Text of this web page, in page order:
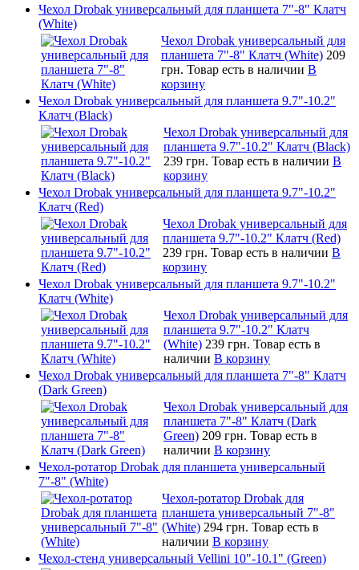
Чехол Drobak универсальный для планшета 7"-8" Клатч
(White)
Чехол Drobak универсальный для
планшета 7"-8" Клатч (White) 209
грн. Товар есть в наличии В
корзину
Чехол Drobak универсальный для планшета 9.7"-10.2"
Клатч (Black)
Чехол Drobak универсальный для
планшета 9.7"-10.2" Клатч (Black)
239 грн. Товар есть в наличии В
корзину
Чехол Drobak универсальный для планшета 9.7"-10.2"
Клатч (Red)
Чехол Drobak универсальный для
планшета 9.7"-10.2" Клатч (Red)
239 грн. Товар есть в наличии В
корзину
Чехол Drobak универсальный для планшета 9.7"-10.2"
Клатч (White)
Чехол Drobak универсальный для
планшета 9.7"-10.2" Клатч
(White) 239 грн. Товар есть в
наличии В корзину
Чехол Drobak универсальный для планшета 7"-8" Клатч
(Dark Green)
Чехол Drobak универсальный для
планшета 7"-8" Клатч (Dark
Green) 209 грн. Товар есть в
наличии В корзину
Чехол-ротатор Drobak для планшета универсальный
7"-8" (White)
Чехол-ротатор Drobak для
планшета универсальный 7"-8"
(White) 294 грн. Товар есть в
наличии В корзину
Чехол-стенд универсальный Vellini 10"-10.1" (Green)